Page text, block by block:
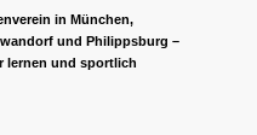
in München,
und Philippsburg –
lernen und sportlich